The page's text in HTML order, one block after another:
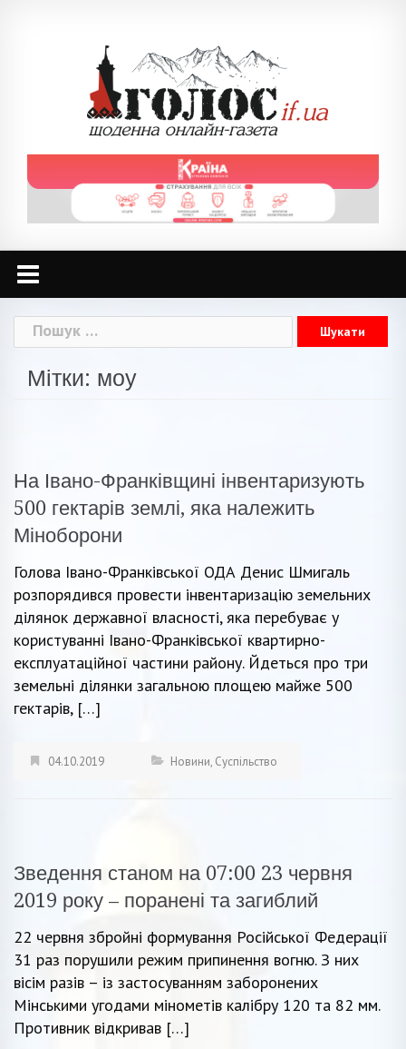
Пошук:
Мітки: моу
На Івано-Франківщині інвентаризують
500 гектарів землі, яка належить
Міноборони
Голова Івано-Франківської ОДА Денис Шмигаль
розпорядився провести інвентаризацію земельних
ділянок державної власності, яка перебуває у
користуванні Івано-Франківської квартирно-
експлуатаційної частини району. Йдеться про три
земельні ділянки загальною площею майже 500
гектарів, […]
04.10.2019 Новини, Суспільство
Зведення станом на 07:00 23 червня
2019 року – поранені та загиблий
22 червня збройні формування Російської Федерації
31 раз порушили режим припинення вогню. З них
вісім разів – із застосуванням заборонених
Мінськими угодами мінометів калібру 120 та 82 мм.
Противник відкривав […]